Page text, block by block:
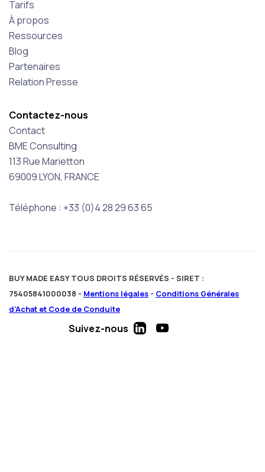
Tarifs
À propos
Ressources
Blog
Partenaires
Relation Presse
Contactez-nous
Contact
BME Consulting
113 Rue Marietton
69009 LYON, FRANCE
Téléphone : +33 (0)4 28 29 63 65
BUY MADE EASY TOUS DROITS RÉSERVÉS - SIRET :
75405841000038 - Mentions légales - Conditions Générales
d'Achat et Code de Conduite
Suivez-nous